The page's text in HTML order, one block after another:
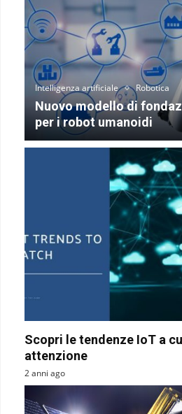
Intelligenza artificiale Robotica
Nuovo modello di
per i robot umanoidi
Scopri le tendenze IoT a
attenzione
2 anni ago